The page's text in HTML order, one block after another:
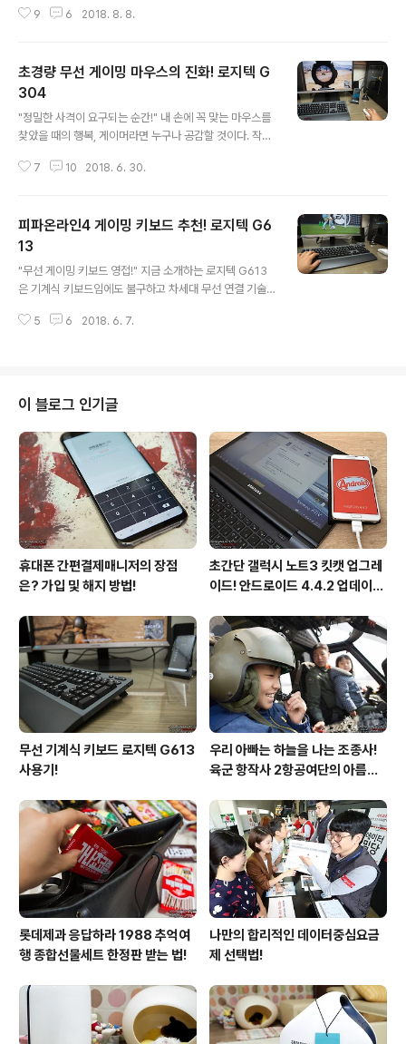
핸드프린팅은 내국인, 외국인을 가리지 않고 카메라를 꺼
이 주는 편리함을 오롯이 만끽할 수 있는 제품이다. 지금 소
편리함을 동시에 잡고 있다. "앙증맞은 휴대용 충전 케이
스!" 블랙과 화이트 두 가지 색상으로 출시된 수디오 니바
는 선이 1도 없는 블루투스 이어폰이므로 별도의 충전 케이
스가 필요하다. 물론 충전뿐만 아니라 이어폰 보관 및 휴대
를 위한 케이스로도 활용 가능하다. 전체 구성품으로는 수
디오 니바 이어폰, 충전 케이스, 이어팁, 마이크로 5핀 케이
9 6 2018. 8. 8.
초경량 무선 게이밍 마우스의 진화! 로지텍 G
304
"정밀한 사격이 요구되는 순간!" 내 손에 꼭 맞는 마우스를
찾았을 때의 행복, 게이머라면 누구나 공감할 것이다. 작년
있었다. 가볍고 손에 꽉 감치는 그립감과 군더더기 없는 디
로지텍 G304가 더 큰 행복감을 선사해준다. 출시와 동시
에 엄청난 인기를 보이고 있는 로지텍 G304는 로지텍 G
PRO와 동일한 디자인에 무선 지원과 차세대 HERO 센서
를 탑재해 한 단계 더 진화한 모델이다. 그럼 불구하고 가격
은 더 착해졌으니 사실상 인기는 따논 당상이다. "심플하지
만 강력한 게이밍 마우스!" 개인적으로 버튼이 많은 게이밍
7 10 2018. 6. 30.
피파온라인4 게이밍 키보드 추천! 로지텍 G6
13
"무선 게이밍 키보드 영접!" 지금 소개하는 로지텍 G613
은 기계식 키보드임에도 불구하고 차세대 무선 연결 기술
제공해 준다. 나아가 블루투스 연결까지 지원해 다양한 디
보도록 하겠다. "좌측에 위치한 6개의 G키!" 일반적인 키
보드와 달리 로지텍 G613은 좌측에 프로그래밍이 가능한
6개의 G키가 자리하고 있다. 로지텍 게임 소프트웨어를 통
해 각 게임별 매크로를 설정할 수 있는데 생각보다 엄청 유
용하다. 예를 들어 배틀그라운드의 경우 지도 보기나 영점
조절키를 G키로 설정할 수 있..
5 6 2018. 6. 7.
이 블로그 인기글
휴대폰 간편결제매니저의 장점
은? 가입 및 해지 방법!
초간단 갤럭시 노트3 킷캣 업그레
이드! 안드로이드 4.4.2 업데이트
무선 기계식 키보드 로지텍 G613
사용기!
우리 아빠는 하늘을 나는 조종사!
육군 항작사 2항공여단의 아름다
롯데제과 응답하라 1988 추억여
행 종합선물세트 한정판 받는 법!
나만의 합리적인 데이터중심요금
제 선택법!